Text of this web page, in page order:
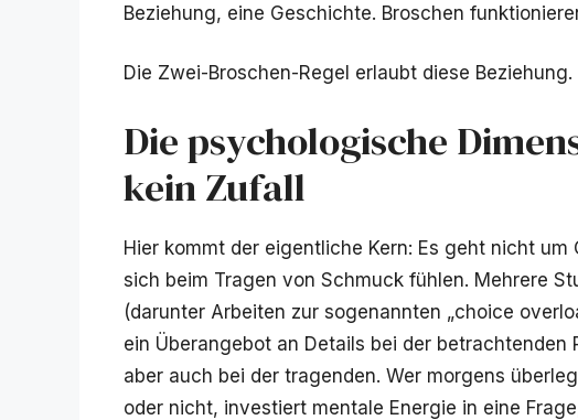
Beziehung, eine Geschichte. Broschen
Die Zwei-Broschen-Regel erlaubt diese
Die psychologische
kein Zufall
Hier kommt der eigentliche Kern: Es geht nicht
sich beim Tragen von Schmuck fühlen. Mehrere
(darunter Arbeiten zur sogenannten „choice
ein Überangebot an Details bei der betrachtenden
aber auch bei der tragenden. Wer morgens
oder nicht, investiert mentale Energie in eine